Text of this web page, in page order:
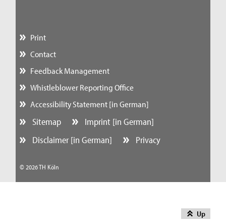
Up
Print
Contact
Feedback Management
Whistleblower Reporting Office
Accessibility Statement [in German]
Sitemap
Imprint [in German]
Disclaimer [in German]
Privacy
© 2026 TH Köln